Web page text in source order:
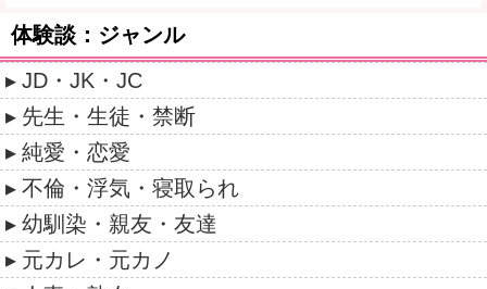
体験談：ジャンル
JD・JK・JC
先生・生徒・禁断
純愛・恋愛
不倫・浮気・寝取られ
幼馴染・親友・友達
元カレ・元カノ